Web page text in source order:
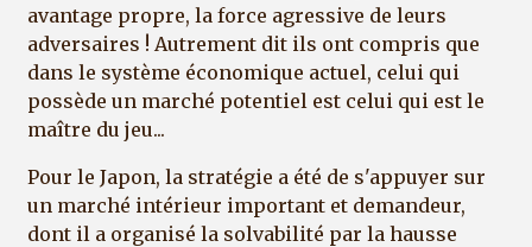
avantage propre, la force agressive de leurs
adversaires ! Autrement dit ils ont compris que
dans le système économique actuel, celui qui
possède un marché potentiel est celui qui est le
maître du jeu...
Pour le Japon, la stratégie a été de s'appuyer sur
un marché intérieur important et demandeur,
dont il a organisé la solvabilité par la hausse